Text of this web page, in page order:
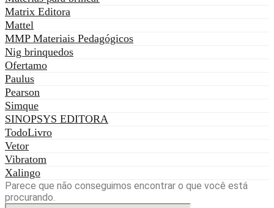
Matrix Editora
Mattel
MMP Materiais Pedagógicos
Nig brinquedos
Ofertamo
Paulus
Pearson
Simque
SINOPSYS EDITORA
TodoLivro
Vetor
Vibratom
Xalingo
Parece que não conseguimos encontrar o que você está
procurando.